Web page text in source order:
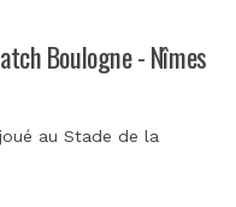
Boulogne - Nîmes
au Stade de la